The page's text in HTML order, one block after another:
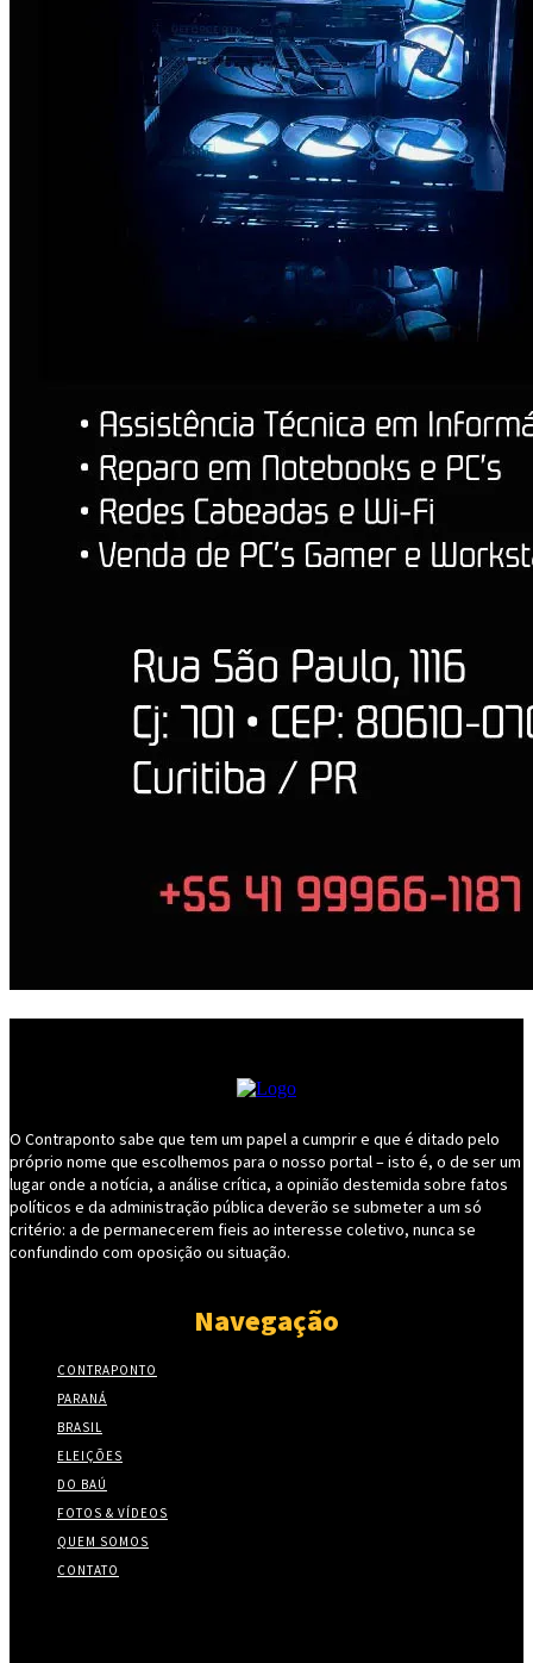
O Contraponto sabe que tem um papel a cumprir e que é ditado pelo
próprio nome que escolhemos para o nosso portal – isto é, o de ser um
lugar onde a notícia, a análise crítica, a opinião destemida sobre fatos
políticos e da administração pública deverão se submeter a um só
critério: a de permanecerem fieis ao interesse coletivo, nunca se
confundindo com oposição ou situação.
Navegação
CONTRAPONTO
PARANÁ
BRASIL
ELEIÇÕES
DO BAÚ
FOTOS & VÍDEOS
QUEM SOMOS
CONTATO